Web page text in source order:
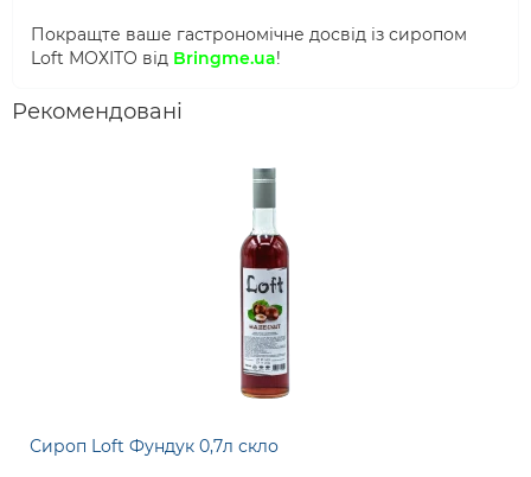
Покращте ваше гастрономічне досвід із сиропом
Loft МОХІТО від Bringme.ua!
Рекомендовані
Сироп Loft Фундук 0,7л скло